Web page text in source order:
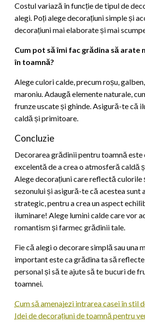
Costul variază în funcție de tipul de
alegi. Poți alege decorațiuni simple și
decorațiuni mai elaborate și mai
Cum pot să îmi fac grădina să arate
în toamnă?
Alege culori calde, precum roșu,
maroniu. Adaugă elemente naturale,
frunze uscate și ghinde. Asigură-te că
caldă și primitoare.
Concluzie
Decorarea grădinii pentru toamnă
excelentă de a crea o atmosferă caldă
Alege decorațiuni care reflectă culorile
sezonului și asigură-te că acestea sunt
strategic, pentru a crea un aspect
iluminare! Alege lumini calde care vor
romantism și farmec grădinii tale.
Fie că alegi o decorare simplă sau una
important este ca grădina ta să
personal și să te ajute să te bucuri de
toamnei.
Cum să amenajezi intrarea casei în stil
Idei de decorațiuni de toamnă pentru